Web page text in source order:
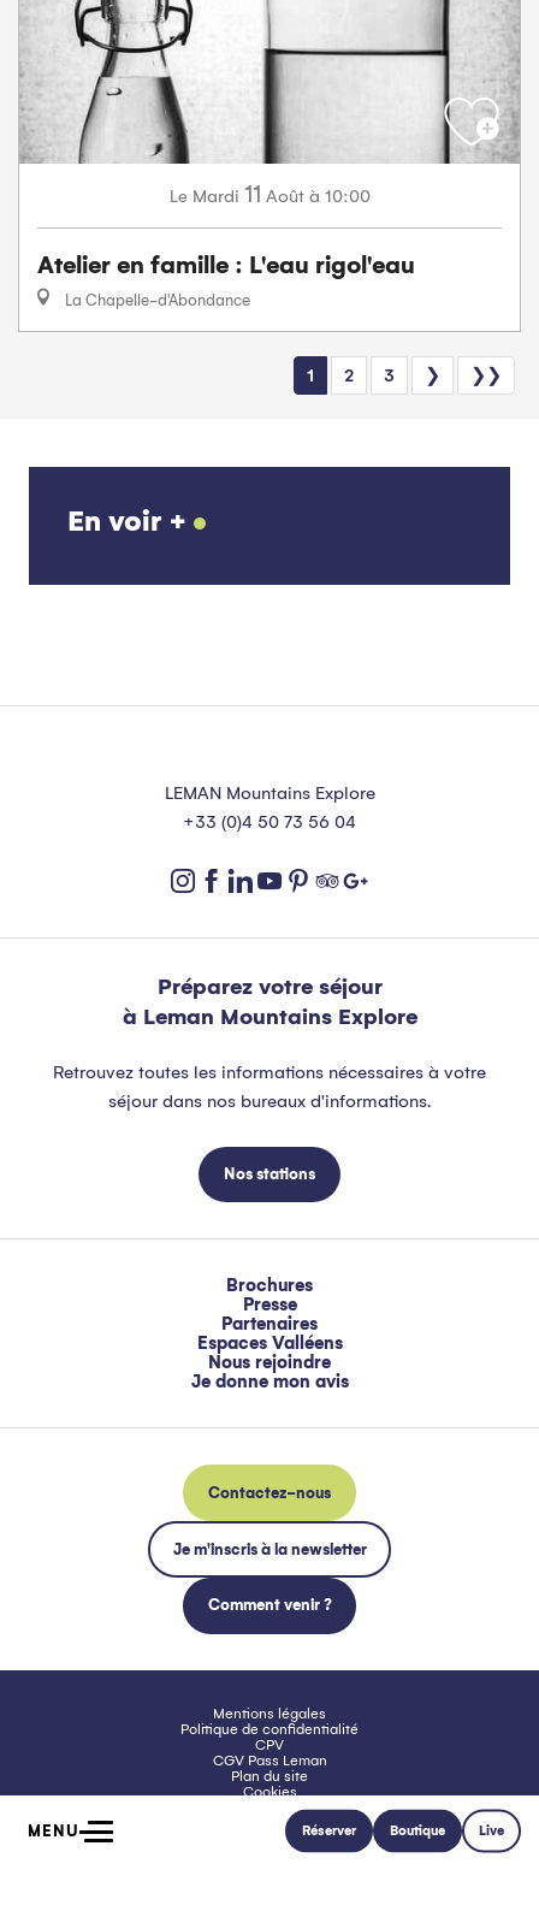
MENU Réserver Boutique Live
Le Mardi 11 Août à 10:00
Atelier en famille : L'eau rigol'eau
La Chapelle-d'Abondance
1 2 3 ❯ ❯❯
En voir +
LEMAN Mountains Explore
+33 (0)4 50 73 56 04
Préparez votre séjour
à Leman Mountains Explore
Retrouvez toutes les informations nécessaires à votre
séjour dans nos bureaux d'informations.
Nos stations
Brochures
Presse
Partenaires
Espaces Valléens
Nous rejoindre
Je donne mon avis
Contactez-nous
Je m'inscris à la newsletter
Comment venir ?
Mentions légales
Politique de confidentialité
CPV
CGV Pass Leman
Plan du site
Cookies
Accessibilité : non conforme